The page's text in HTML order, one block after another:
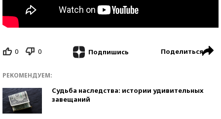
0 0 Подпишись Поделиться
РЕКОМЕНДУЕМ:
Судьба наследства: истории удивительных
завещаний